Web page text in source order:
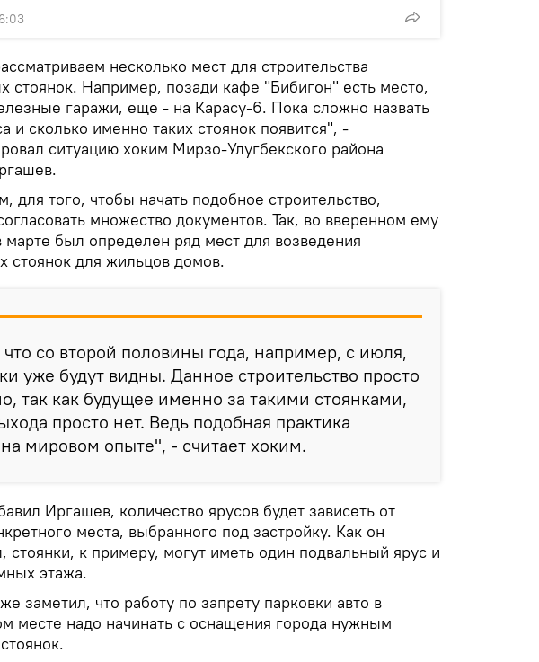
несколько мест для строительства
стоянок. Например, позади кафе "Бибигон" есть место,
гаражи, еще - на Карасу-6. Пока сложно назвать
и сколько именно таких стоянок появится", -
ситуацию хоким Мирзо-Улугбекского района
для того, чтобы начать подобное строительство,
множество документов. Так, во вверенном ему
был определен ряд мест для возведения
стоянок для жильцов домов.
со второй половины года, например, с июля,
уже будут видны. Данное строительство просто
так как будущее именно за такими стоянками,
просто нет. Ведь подобная практика
мировом опыте", - считает хоким.
Иргашев, количество ярусов будет зависеть от
места, выбранного под застройку. Как он
стоянки, к примеру, могут иметь один подвальный ярус и
этажа.
заметил, что работу по запрету парковки авто в
месте надо начинать с оснащения города нужным